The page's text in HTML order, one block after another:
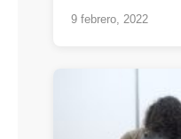
9 febrero, 2022